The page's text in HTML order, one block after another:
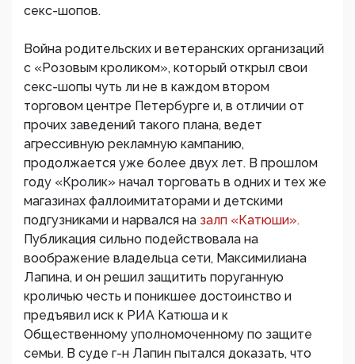
секс-шопов.
Война родительских и ветеранских организаций
с «Розовым кроликом», который открыл свои
секс-шопы чуть ли не в каждом втором
торговом центре Петербурге и, в отличии от
прочих заведений такого плана, ведет
агрессивную рекламную кампанию,
продолжается уже более двух лет. В прошлом
году «Кролик» начал торговать в одних и тех же
магазинах фаллоимитаторами и детскими
подгузниками и нарвался на залп «Катюши».
Публикация сильно подействовала на
воображение владельца сети, Максимилиана
Лапина, и он решил защитить поруганную
кроличью честь и поникшее достоинство и
предъявил иск к РИА Катюша и к
Общественному уполномоченному по защите
семьи. В суде г-н Лапин пытался доказать, что